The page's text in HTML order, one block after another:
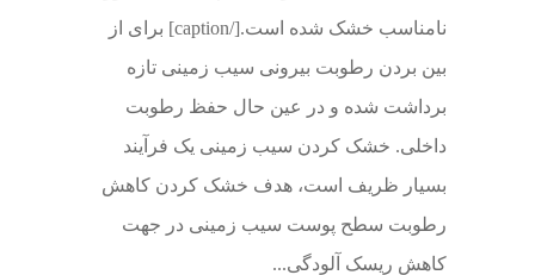
نامناسب خشک شده است.[/caption] برای از
بین بردن رطوبت بیرونی سیب زمینی تازه
برداشت شده و در عین حال حفظ رطوبت
داخلی. خشک کردن سیب زمینی یک فرآیند
بسیار ظریف است، هدف خشک کردن کاهش
رطوبت سطح پوست سیب زمینی در جهت
کاهش ریسک آلودگی...